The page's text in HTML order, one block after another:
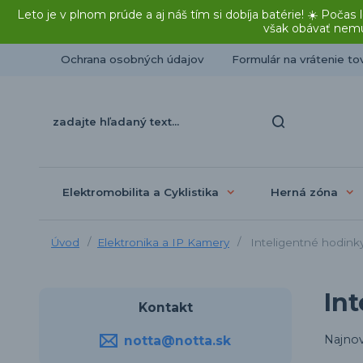
Leto je v plnom prúde a aj náš tím si dobíja batérie! ☀️
však obávať
Ochrana osobných údajov Formulár na vrátenie
Elektromobilita a Cyklistika Herná zóna
Úvod Elektronika a IP Kamery Inteligentné
Kontakt
notta@notta.sk